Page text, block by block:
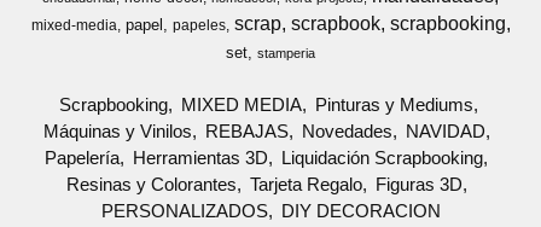
mixed-media papel papeles scrap scrapbook scrapbooking
set stamperia
Scrapbooking MIXED MEDIA
Pinturas y Mediums
Máquinas y Vinilos
REBAJAS Novedades
NAVIDAD
Papelería
Herramientas 3D
Liquidación Scrapbooking
Resinas y Colorantes
Tarjeta Regalo
Figuras 3D
PERSONALIZADOS
DIY DECORACION